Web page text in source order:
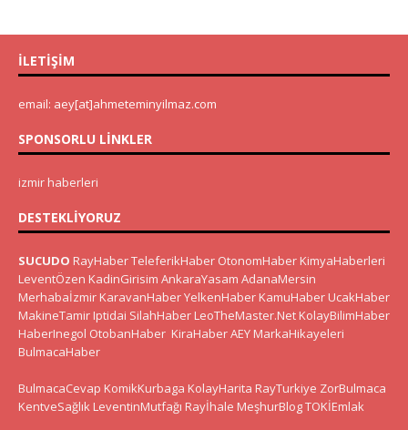
İLETIŞIM
email: aey[at]ahmeteminyilmaz.com
SPONSORLU LINKLER
izmir haberleri
DESTEKLIYORUZ
SUCUDO RayHaberTeleferikHaber OtonomHaber KimyaHaberleri
LeventÖzen KadinGirisim AnkaraYasam AdanaMersin
Merhabaİzmir KaravanHaberYelkenHaber KamuHaber UcakHaber
MakineTamir Iptidai SilahHaber LeoTheMaster.Net KolayBilimHaber
HaberInegol OtobanHaber KiraHaberAEY MarkaHikayeleri
BulmacaHaber
BulmacaCevap KomikKurbaga KolayHarita RayTurkiye ZorBulmaca
KentveSağlık LeventinMutfağı Rayİhale MeşhurBlogTOKİEmlak